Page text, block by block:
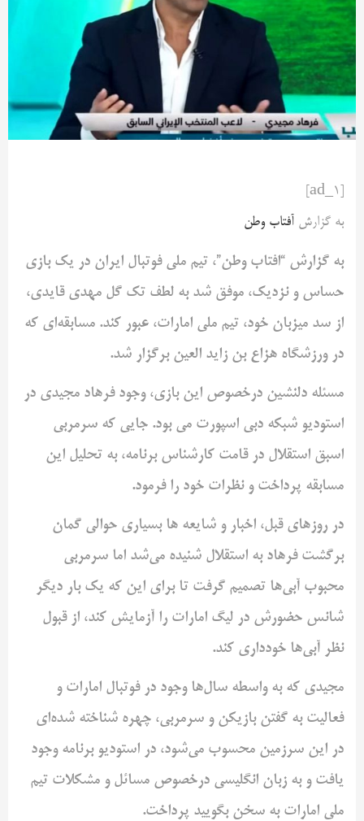
به گزارش آفتاب وطن
به گزارش “افتاب وطن”، تیم ملی فوتبال ایران در یک بازی
حساس و نزدیک، موفق شد به لطف تک گل مهدی قایدی،
از سد میزبان خود، تیم ملی امارات، عبور کند. مسابقه‌ای که
در ورزشگاه هزاع بن زاید العین برگزار شد.
مسئله دلنشین درخصوص این بازی، وجود فرهاد مجیدی در
استودیو شبکه دبی اسپورت می بود. جایی که سرمربی
اسبق استقلال در قامت کارشناس برنامه، به تحلیل این
مسابقه پرداخت و نظرات خود را فرمود.
در روزهای قبل، اخبار و شایعه ها بسیاری حوالی گمان
برگشت فرهاد به استقلال شنیده می‌شد اما سرمربی
محبوب آبی‌ها تصمیم گرفت تا برای این که یک بار دیگر
شانس حضورش در لیگ امارات را آزمایش کند، از قبول
نظر آبی‌ها خودداری کند.
مجیدی که به واسطه سال‌ها وجود در فوتبال امارات و
فعالیت به گفتن بازیکن و سرمربی، چهره شناخته شده‌ای
در این سرزمین محسوب می‌شود، در استودیو برنامه وجود
یافت و به زبان انگلیسی درخصوص مسائل و مشکلات تیم
ملی امارات به سخن بگویید پرداخت.